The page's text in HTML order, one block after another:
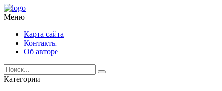
Меню
Карта сайта
Контакты
Об авторе
Категории